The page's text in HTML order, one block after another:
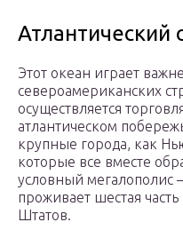
Атлантический
Этот океан играет
североамериканских
осуществляется
атлантическом
крупные города, как
которые все вместе
условный мегалополис
проживает шестая
Штатов.